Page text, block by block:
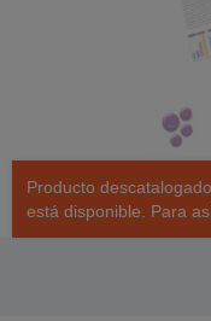
Producto
está disponible. Para